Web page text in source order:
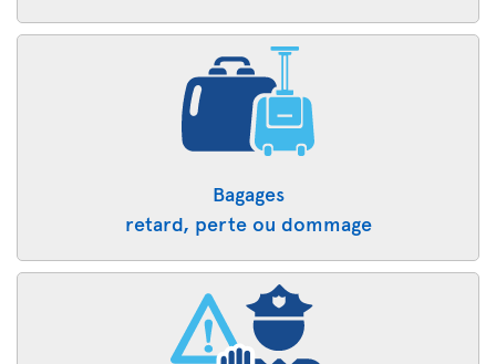
Bagages
retard, perte ou dommage